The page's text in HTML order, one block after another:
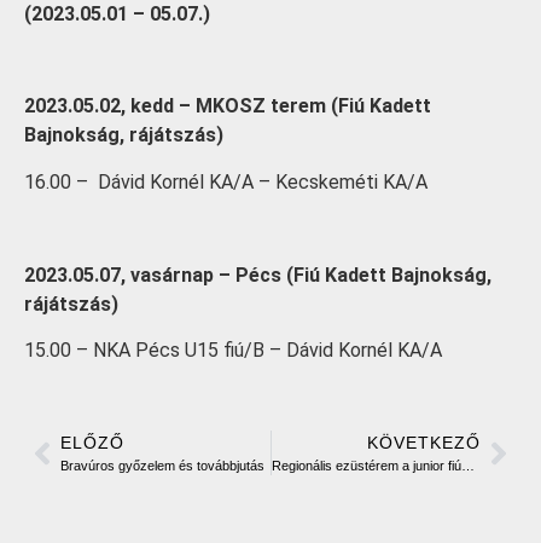
(2023.05.01 – 05.07.)
2023.05.02, kedd – MKOSZ terem (Fiú Kadett
Bajnokság, rájátszás)
16.00 – Dávid Kornél KA/A – Kecskeméti KA/A
2023.05.07, vasárnap – Pécs (Fiú Kadett Bajnokság,
rájátszás)
15.00 – NKA Pécs U15 fiú/B – Dávid Kornél KA/A
ELŐZŐ
Bravúros győzelem és továbbjutás
KÖVETKEZŐ
Regionális ezüstérem a junior fiúknál